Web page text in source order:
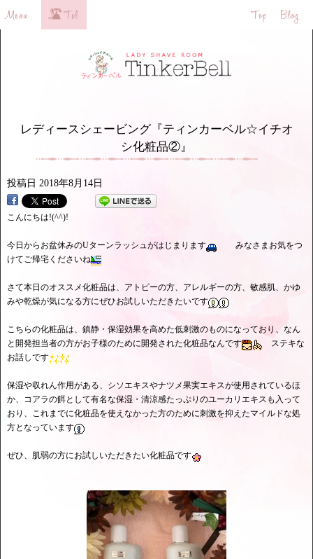
レディースシェービング『ティンカーベル☆イチオ
シ化粧品②』
投稿日 2018年8月14日
こんにちは!(^^)!
今日からお盆休みのUターンラッシュがはじまります
みなさまお気をつ
けてご帰宅くださいね
さて本日のオススメ化粧品は、アトピーの方、アレルギーの方、敏感肌、かゆ
みや乾燥が気になる方にぜひお試しいただきたいです
こちらの化粧品は、鎮静・保湿効果を高めた低刺激のものになっており、なん
と開発担当者の方がお子様のために開発された化粧品なんです
ステキな
お話しです
保湿や収れん作用がある、シソエキスやナツメ果実エキスが使用されているほ
か、コアラの餌として有名な保湿・清涼感たっぷりのユーカリエキスも入って
おり、これまでに化粧品を使えなかった方のために刺激を抑えたマイルドな処
方となっています
ぜひ、肌弱の方にお試しいただきたい化粧品です